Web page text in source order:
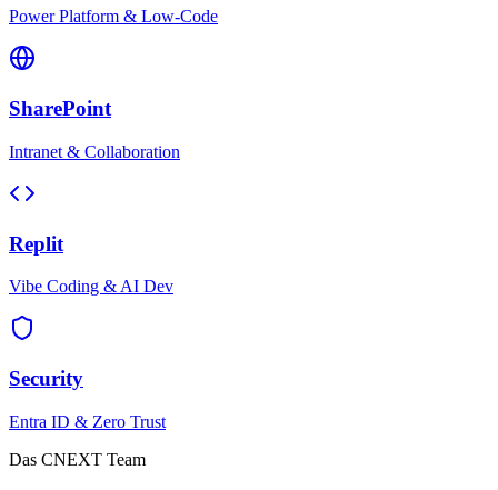
Power Platform & Low-Code
SharePoint
Intranet & Collaboration
Replit
Vibe Coding & AI Dev
Security
Entra ID & Zero Trust
Das CNEXT Team